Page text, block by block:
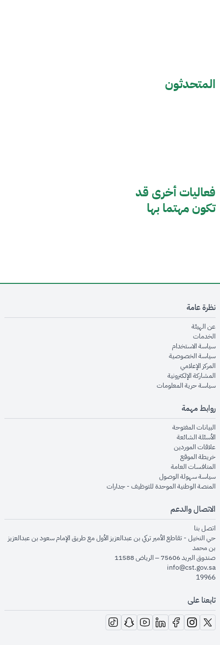
المتحدثون
فعاليات أخرى قد
تكون مهتما بها
نظرة عامة
عن الهيئةopens in new window
الخدماتopens in new window
سياسة الاستخدام
سياسة الخصوصيةopens in new window
المركز الإعلاميopens in new window
المشاركة الإلكترونيةopens in new window
سياسة حرية المعلوماتopens in new window
روابط مهمة
البيانات المفتوحةopens in new window
الأسئلة الشائعةopens in new window
علاقات الموردينopens in new window
خريطة الموقعopens in new window
المنافسات العامةopens in new window
سياسة سهولة الوصولopens in new window
المنصة الوطنية الموحدة للتوظيف - جداراتopens in new window
الاتصال والدعم
اتصل بنا
حي النخيل - تقاطع الأمير تركي بن عبدالعزيز الأول مع طريق الإمام سعود بن عبدالعزيز
بن محمد
صندوق البريد 75606 – الرياض 11588
info@cst.gov.sa
19966
تابعنا على
opens in new window
opens in new window
opens in new window
opens in new window
opens in new window
opens in new window
opens in new window